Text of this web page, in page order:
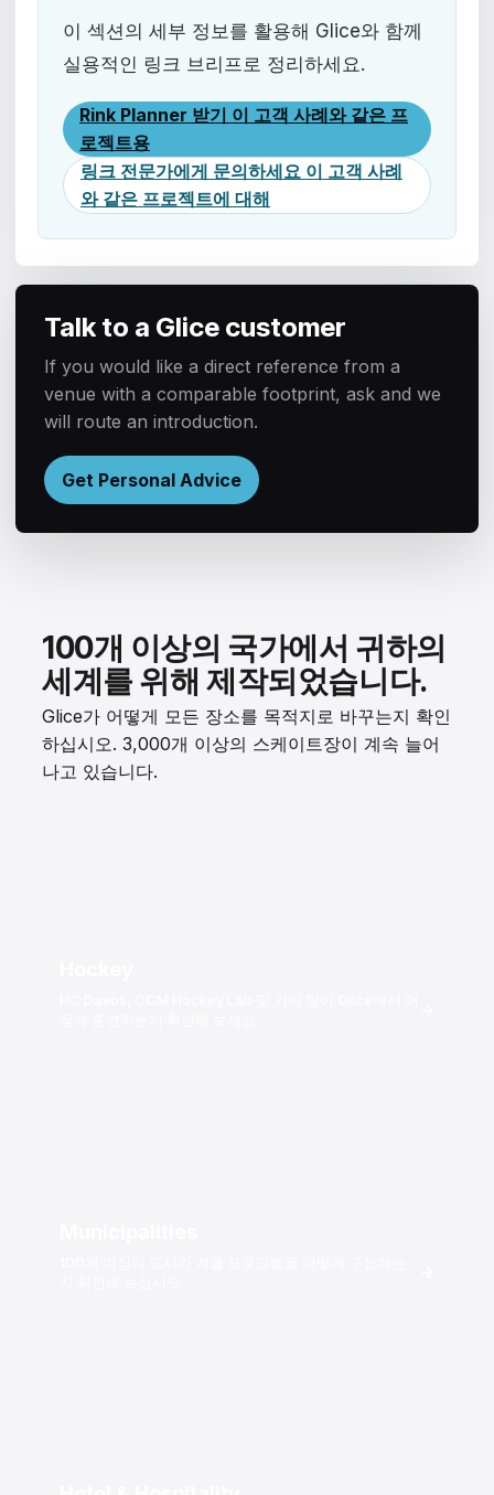
이 섹션의 세부 정보를 활용해 Glice와 함께
실용적인 링크 브리프로 정리하세요.
Rink Planner 받기 이 고객 사례와 같은 프
로젝트용
링크 전문가에게 문의하세요 이 고객 사례
와 같은 프로젝트에 대해
Talk to a Glice customer
If you would like a direct reference from a
venue with a comparable footprint, ask and we
will route an introduction.
Get Personal Advice
100개 이상의 국가에서 귀하의
세계를 위해 제작되었습니다.
Glice가 어떻게 모든 장소를 목적지로 바꾸는지 확인
하십시오. 3,000개 이상의 스케이트장이 계속 늘어
나고 있습니다.